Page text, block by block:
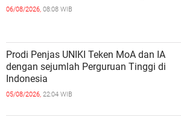
06/08/2026, 08:08 WIB
Prodi Penjas UNIKI Teken MoA dan IA
dengan sejumlah Perguruan Tinggi di
Indonesia
05/08/2026, 22:04 WIB